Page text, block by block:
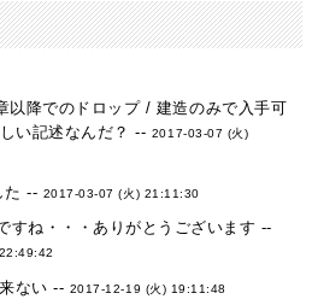
以降でのドロップ / 建造のみで入手可
い記述なんだ？ -- 2017-03-07 (火)
た -- 2017-03-07 (火) 21:11:30
すね・・・ありがとうございます --
ない -- 2017-12-19 (火) 19:11:48